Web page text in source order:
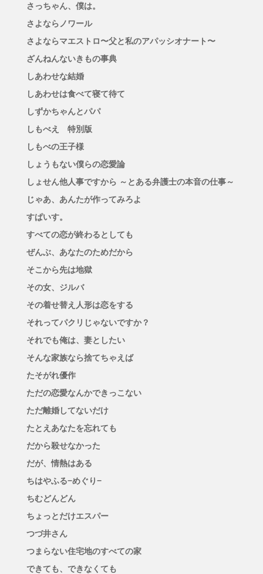
さっちゃん、僕は。
さよならノワール
さよならマエストロ〜父と私のアパッシオナート〜
ざんねんないきもの事典
しあわせな結婚
しあわせは食べて寝て待て
しずかちゃんとパパ
しもべえ 特別版
しもべの王子様
しょうもない僕らの恋愛論
しょせん他人事ですから ～とある弁護士の本音の仕事～
じゃあ、あんたが作ってみろよ
すぱいす。
すべての恋が終わるとしても
ぜんぶ、あなたのためだから
そこから先は地獄
その女、ジルバ
その着せ替え人形は恋をする
それってパクリじゃないですか？
それでも俺は、妻としたい
そんな家族なら捨てちゃえば
たそがれ優作
ただの恋愛なんかできっこない
ただ離婚してないだけ
たとえあなたを忘れても
だから殺せなかった
だが、情熱はある
ちはやふる−めぐり−
ちむどんどん
ちょっとだけエスパー
つづ井さん
つまらない住宅地のすべての家
できても、できなくても